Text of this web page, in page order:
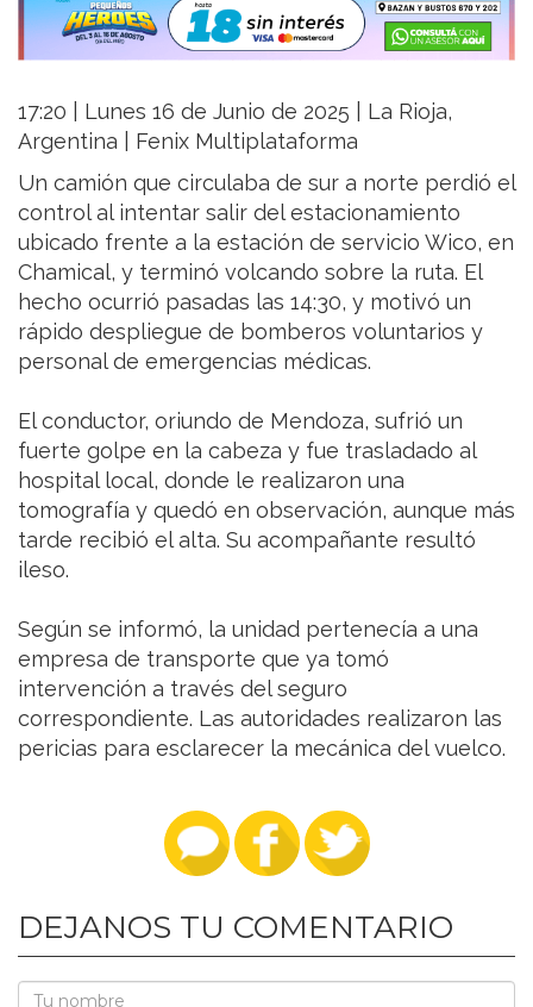
17:20 | Lunes 16 de Junio de 2025 | La Rioja,
Argentina | Fenix Multiplataforma
Un camión que circulaba de sur a norte perdió el
control al intentar salir del estacionamiento
ubicado frente a la estación de servicio Wico, en
Chamical, y terminó volcando sobre la ruta. El
hecho ocurrió pasadas las 14:30, y motivó un
rápido despliegue de bomberos voluntarios y
personal de emergencias médicas.
El conductor, oriundo de Mendoza, sufrió un
fuerte golpe en la cabeza y fue trasladado al
hospital local, donde le realizaron una
tomografía y quedó en observación, aunque más
tarde recibió el alta. Su acompañante resultó
ileso.
Según se informó, la unidad pertenecía a una
empresa de transporte que ya tomó
intervención a través del seguro
correspondiente. Las autoridades realizaron las
pericias para esclarecer la mecánica del vuelco.
DEJANOS TU COMENTARIO